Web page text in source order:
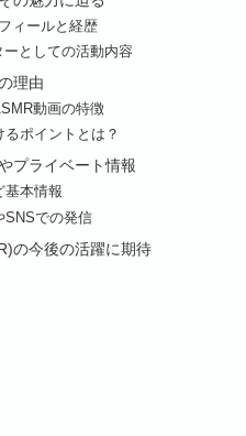
ィールと経歴
としての活動内容
理由
動画の特徴
ポイントとは？
プライベート情報
基本情報
SNSでの発信
の今後の活躍に期待